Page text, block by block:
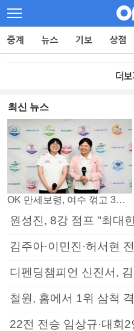
최신 뉴스
OK 만세보령, 여수 꺾고 3연패 탈출
원성진, 8강 점프 "최대
디펜딩챔피언 신진서,
철원, 홈에서 1위 삼척